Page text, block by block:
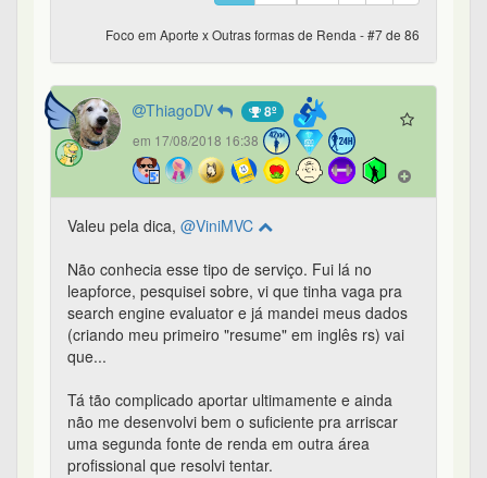
Foco em Aporte x Outras formas de Renda - #7 de 86
ThiagoDV 8º
em 17/08/2018 16:38
Valeu pela dica, @ViniMVC
Não conhecia esse tipo de serviço. Fui lá no
leapforce, pesquisei sobre, vi que tinha vaga pra
search engine evaluator e já mandei meus dados
(criando meu primeiro "resume" em inglês rs) vai
que...
Tá tão complicado aportar ultimamente e ainda
não me desenvolvi bem o suficiente pra arriscar
uma segunda fonte de renda em outra área
profissional que resolvi tentar.